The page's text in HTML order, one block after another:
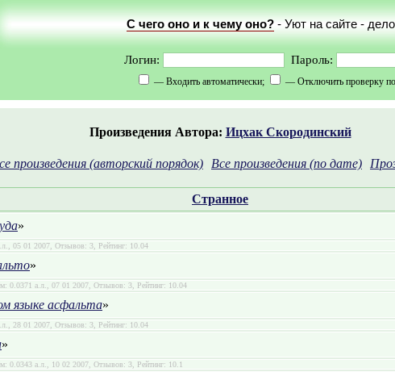
С чего оно и к чему оно?- Уют на сайте -
Логин: Пароль:
— Входить автоматически; — Отключить проверку
Произведения Автора: Ицхак Скородинский
произведения (авторский порядок) Все произведения (по дате)
Странное
»
05 01 2007, Отзывов: 3, Рейтинг: 10.04
»
0.0371 а.л., 07 01 2007, Отзывов: 3, Рейтинг: 10.04
языке асфальта»
28 01 2007, Отзывов: 3, Рейтинг: 10.04
»
0.0343 а.л., 10 02 2007, Отзывов: 3, Рейтинг: 10.1